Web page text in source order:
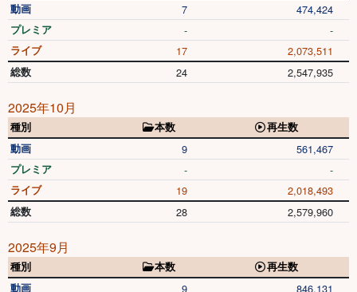
動画
7 474,424
プレミア - -
ライブ 17 2,073,511
総数 24 2,547,935
2025年10月
種別 本数
再生数
動画
9 561,467
プレミア - -
ライブ 19 2,018,493
総数 28 2,579,960
2025年9月
種別 本数
再生数
動画
9 846,131